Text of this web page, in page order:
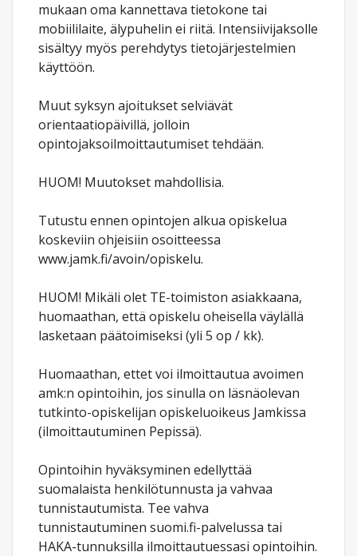
mukaan oma kannettava tietokone tai
mobiililaite, älypuhelin ei riitä. Intensiivijaksolle
sisältyy myös perehdytys tietojärjestelmien
käyttöön.
Muut syksyn ajoitukset selviävät
orientaatiopäivillä, jolloin
opintojaksoilmoittautumiset tehdään.
HUOM! Muutokset mahdollisia.
Tutustu ennen opintojen alkua opiskelua
koskeviin ohjeisiin osoitteessa
www.jamk.fi/avoin/opiskelu.
HUOM! Mikäli olet TE-toimiston asiakkaana,
huomaathan, että opiskelu oheisella väylällä
lasketaan päätoimiseksi (yli 5 op / kk).
Huomaathan, ettet voi ilmoittautua avoimen
amk:n opintoihin, jos sinulla on läsnäolevan
tutkinto-opiskelijan opiskeluoikeus Jamkissa
(ilmoittautuminen Pepissä).
Opintoihin hyväksyminen edellyttää
suomalaista henkilötunnusta ja vahvaa
tunnistautumista. Tee vahva
tunnistautuminen suomi.fi-palvelussa tai
HAKA-tunnuksilla ilmoittautuessasi opintoihin.